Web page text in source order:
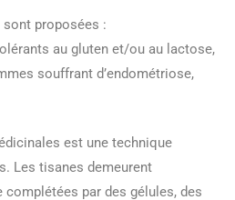
proposées :
au gluten et/ou au lactose,
souffrant d’endométriose,
est une technique
Les tisanes demeurent
complétées par des gélules, des